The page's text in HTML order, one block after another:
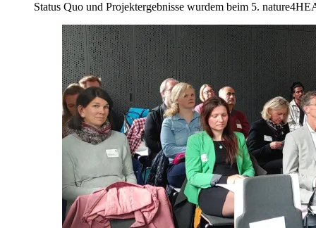
Status Quo und Projektergebnisse wurdem beim 5.